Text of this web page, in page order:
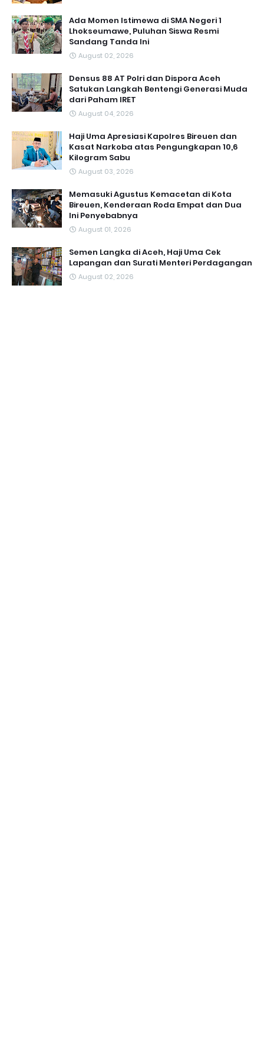
Ada Momen Istimewa di SMA Negeri 1
Lhokseumawe, Puluhan Siswa Resmi
Sandang Tanda Ini
August 02, 2026
Densus 88 AT Polri dan Dispora Aceh
Satukan Langkah Bentengi Generasi Muda
dari Paham IRET
August 04, 2026
Haji Uma Apresiasi Kapolres Bireuen dan
Kasat Narkoba atas Pengungkapan 10,6
Kilogram Sabu
August 03, 2026
Memasuki Agustus Kemacetan di Kota
Bireuen, Kenderaan Roda Empat dan Dua
Ini Penyebabnya
August 01, 2026
Semen Langka di Aceh, Haji Uma Cek
Lapangan dan Surati Menteri Perdagangan
August 02, 2026